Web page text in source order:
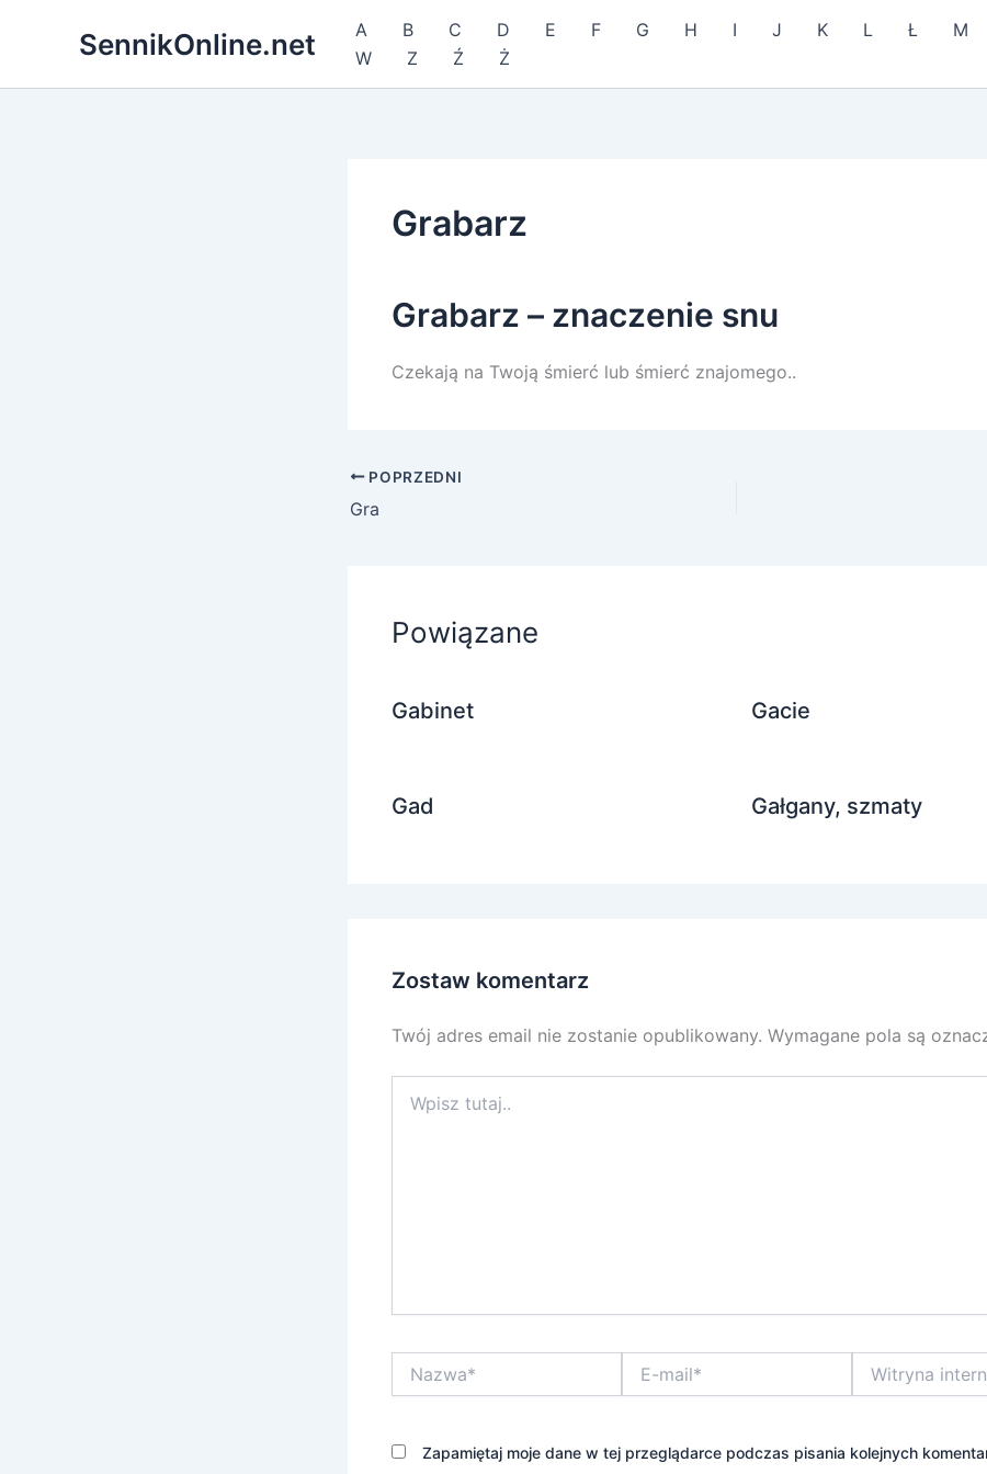
SennikOnline.net A B C D E F G H I J K L Ł M
W
Z Ź Ż
Grabarz
Grabarz – znaczenie snu
Czekają na Twoją śmierć lub śmierć znajomego..
POPRZEDNI
Gra
Powiązane
Gabinet Gacie
Gad Gałgany, szmaty
Zostaw komentarz
Twój adres email nie zostanie opublikowany. Wymagane pola są
tutaj..
mail*
internetowa
Zapamiętaj moje dane w tej przeglądarce podczas pisania kolejnych